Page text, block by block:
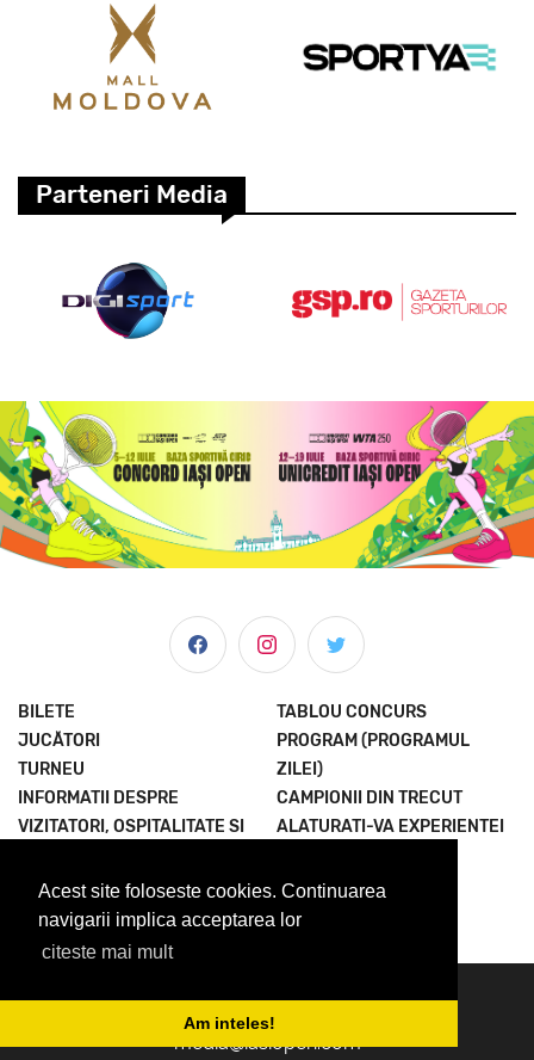
Acest site foloseste cookies. Continuarea
navigarii implica acceptarea lor
citeste mai mult
Am inteles!
Parteneri Media
BILETE
JUCĂTORI
TURNEU
INFORMATII DESPRE
VIZITATORI, OSPITALITATE SI
ȘTIRI & MEDIA
DESPRE NOI
TABLOU CONCURS
PROGRAM (PROGRAMUL
ZILEI)
CAMPIONII DIN TRECUT
ALATURATI-VA EXPERIENTEI
POLITICA
CONFIDENTIALITATE
contact@iasiopen.com
media@iasiopen.com